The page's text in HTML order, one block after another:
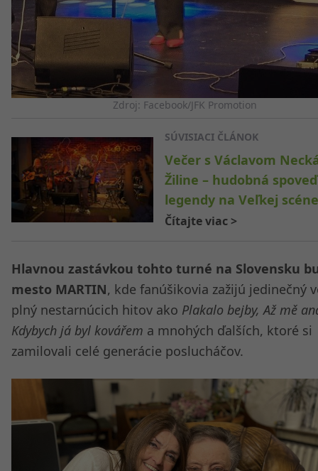
Zdroj: Facebook/JFK Promotion
SÚVISIACI ČLÁNOK
Večer s Václavom
Žiline – hudobná spoveď
legendy na Veľkej scéne
Čítajte viac >
Hlavnou zastávkou tohto turné na Slovensku
mesto MARTIN, kde fanúšikovia zažijú jedinečný
plný nestarnúcich hitov ako Plakalo bejby, Až mě
Kdybych já byl kovářem a mnohých ďalších, ktoré si
zamilovali celé generácie poslucháčov.